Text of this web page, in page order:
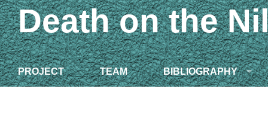
Death on the
PROJECT TEAM BIBLIOGRAPHY